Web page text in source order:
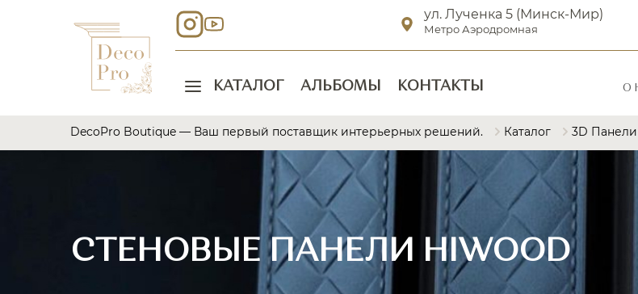
ул. Лученка 5 (Минск-Мир)
Метро Аэродромная
КАТАЛОГ АЛЬБОМЫ КОНТАКТЫ О
DecoPro Boutique — Ваш первый поставщик интерьерных решений. Каталог 3D Панели
СТЕНОВЫЕ ПАНЕЛИ HIWOOD